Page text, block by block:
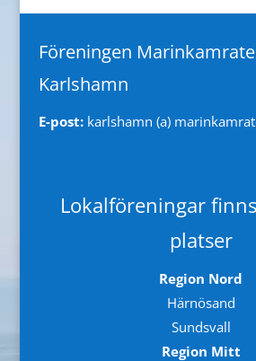
Föreningen
Karlshamn
E-post:karlshamn (a)
Lokalföreningar
platser
Region Nord
Härnösand
Sundsvall
Region Mitt